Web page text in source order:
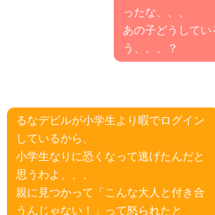
ったな、、、
あの子どうしてい
う、、、？
るなデビルが小学生より暇でログイン
しているから、
小学生なりに恐くなって逃げたんだと
思うわよ、、、
親に見つかって「こんな大人と付き合
うんじゃない！」って怒られたと